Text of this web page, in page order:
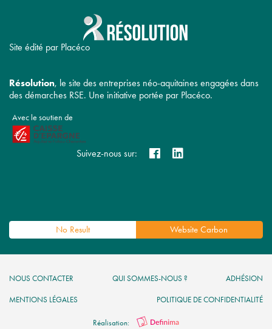
Site édité par Placéco
Résolution, le site des entreprises néo-aquitaines engagées dans
des démarches RSE. Une initiative portée par Placéco.
Avec le soutien de
Suivez-nous sur:
No Result Website Carbon
NOUS CONTACTER QUI SOMMES-NOUS ? ADHÉSION
MENTIONS LÉGALES POLITIQUE DE CONFIDENTIALITÉ
Réalisation: